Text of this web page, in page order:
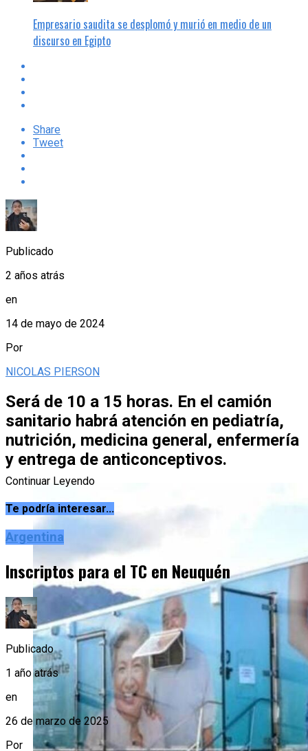
Empresario saudita se desplomó y murió en medio de un
discurso en Egipto
Share
Tweet
Publicado
2 años atrás
en
14 de mayo de 2024
Por
NICOLAS PIERSON
Será de 10 a 15 horas. En el camión
sanitario habrá atención en pediatría,
nutrición, medicina general, enfermería
y entrega de anticonceptivos.
Continuar Leyendo
Te podría interesar...
Argentina
Inscriptos para el TC en Neuquén
Publicado
1 año atrás
en
26 de marzo de 2025
Por